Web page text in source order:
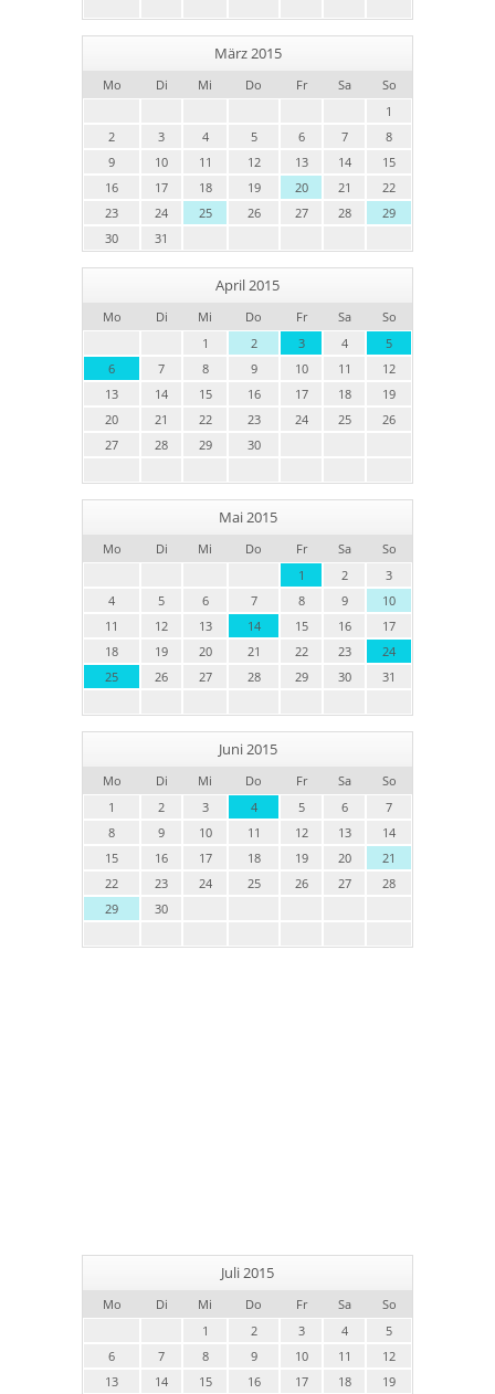
März 2015
Mo Di Mi Do Fr Sa
So
1
2
3 4 5 6 7
8
9
10 11 12 13 14
15
16
17 18 19 20 21
22
23
24 25 26 27 28
29
30
31
April 2015
Mo Di Mi Do Fr Sa
So
1
2 3 4
5
6
7 8 9 10 11
12
13
14 15 16 17 18
19
20
21 22 23 24 25
26
27
28 29 30
Mai 2015
Mo Di Mi Do Fr Sa
So
1
2
3
4
5 6 7 8 9
10
11
12 13 14 15 16
17
18
19 20 21 22 23
24
25
26 27 28 29 30 31
Juni 2015
Mo Di Mi Do Fr Sa
So
1
2 3 4 5 6
7
8
9 10 11 12 13
14
15
16 17 18 19 20
21
22
23 24 25 26 27
28
29
30
Juli 2015
Mo Di Mi Do Fr Sa
So
1
2 3 4
5
6
7 8 9 10 11
12
13
14 15 16 17 18
19